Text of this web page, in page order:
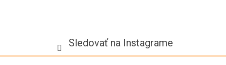
Sledovať na Instagrame